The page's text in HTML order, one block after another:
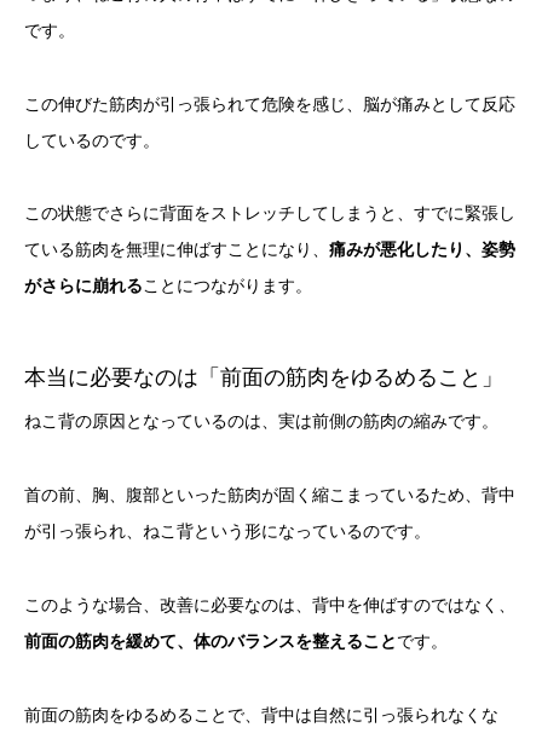
です。
この伸びた筋肉が引っ張られて危険を感じ、 脳が痛みとして反応
しているのです。
この状態でさらに背面をストレッチしてしまうと、すでに緊張し
ている筋肉を無理に伸ばすことになり、 痛みが悪化したり、姿勢
がさらに崩れることにつながります。
本当に必要なのは「前面の筋肉をゆるめること」
ねこ背の原因となっているのは、実は前側の筋肉の縮みです。
首の前、胸、腹部といった筋肉が固く縮こまっているため、背中
が引っ張られ、ねこ背という形になっているのです。
このような場合、改善に必要なのは、背中を伸ばすのではなく、
前面の筋肉を緩めて、体のバランスを整えることです。
前面の筋肉をゆるめることで、背中は自然に引っ張られなくな